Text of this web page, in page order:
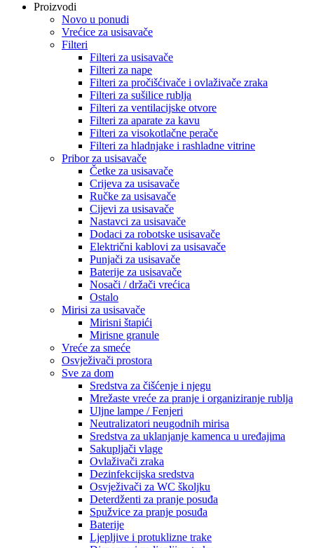
Proizvodi
Novo u ponudi
Vrećice za usisavače
Filteri
Filteri za usisavače
Filteri za nape
Filteri za pročišćivače i ovlaživače zraka
Filteri za sušilice rublja
Filteri za ventilacijske otvore
Filteri za aparate za kavu
Filteri za visokotlačne perače
Filteri za hladnjake i rashladne vitrine
Pribor za usisavače
Četke za usisavače
Crijeva za usisavače
Ručke za usisavače
Cijevi za usisavače
Nastavci za usisavače
Dodaci za robotske usisavače
Električni kablovi za usisavače
Punjači za usisavače
Baterije za usisavače
Nosači / držači vrećica
Ostalo
Mirisi za usisavače
Mirisni štapići
Mirisne granule
Vreće za smeće
Osvježivači prostora
Sve za dom
Sredstva za čišćenje i njegu
Mrežaste vreće za pranje i organiziranje rublja
Uljne lampe / Fenjeri
Neutralizatori neugodnih mirisa
Sredstva za uklanjanje kamenca u uređajima
Sakupljači vlage
Ovlaživači zraka
Dezinfekcijska sredstva
Osvježivači za WC školjku
Deterdženti za pranje posuđa
Spužvice za pranje posuđa
Baterije
Ljepljive i protuklizne trake